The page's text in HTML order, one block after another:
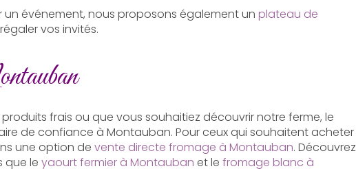
événement, nous proposons également un plateau de
vos invités.
frais ou que vous souhaitiez découvrir notre ferme, le
de confiance à Montauban. Pour ceux qui souhaitent acheter
une option de vente directe fromage à Montauban. Découvrez
que le yaourt fermier à Montauban et le fromage blanc à